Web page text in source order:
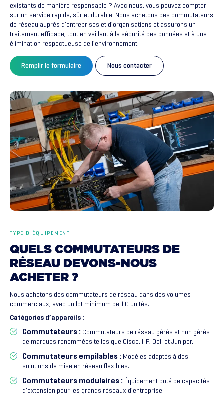
existants de manière responsable ? Avec nous, vous pouvez compter
sur un service rapide, sûr et durable. Nous achetons des commutateurs
de réseau auprès d’entreprises et d’organisations et assurons un
traitement efficace, tout en veillant à la sécurité des données et à une
élimination respectueuse de l’environnement.
Remplir le formulaire Nous contacter
TYPE D'ÉQUIPEMENT
QUELS COMMUTATEURS DE
RÉSEAU DEVONS-NOUS
ACHETER ?
Nous achetons des commutateurs de réseau dans des volumes
commerciaux, avec un lot minimum de 10 unités.
Catégories d’appareils :
Commutateurs : Commutateurs de réseau gérés et non gérés
de marques renommées telles que Cisco, HP, Dell et Juniper.
Commutateurs empilables : Modèles adaptés à des
solutions de mise en réseau flexibles.
Commutateurs modulaires : Équipement doté de capacités
d’extension pour les grands réseaux d’entreprise.